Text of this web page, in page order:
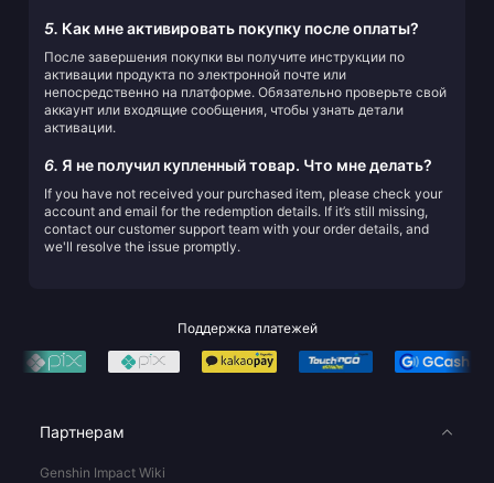
5. Как мне активировать покупку после оплаты?
После завершения покупки вы получите инструкции по
активации продукта по электронной почте или
непосредственно на платформе. Обязательно проверьте свой
аккаунт или входящие сообщения, чтобы узнать детали
активации.
6. Я не получил купленный товар. Что мне делать?
If you have not received your purchased item, please check your
account and email for the redemption details. If it’s still missing,
contact our customer support team with your order details, and
we'll resolve the issue promptly.
Поддержка платежей
Партнерам
Genshin Impact Wiki